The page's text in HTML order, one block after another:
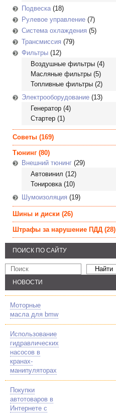
Подвеска(18)
Рулевое управление (7)
Система охлаждения (5)
Трансмиссия (79)
Фильтры (12)
Воздушные фильтры (4)
Масляные фильтры (5)
Топливные фильтры (2)
Электрооборудование (13)
Генератор (4)
Стартер (1)
Советы (169)
Тюнинг (80)
Внешний тюнинг (29)
Автовинил (12)
Тонировка(10)
Шумоизоляция (19)
Шины и диски (26)
Штрафы за нарушение ПДД (28)
ПОИСК ПО САЙТУ
НОВОСТИ
Моторные
масла для bmw
Использование
гидравлических
насосов в
кранах-
манипуляторах
Покупки
автотоваров в
Интернете с